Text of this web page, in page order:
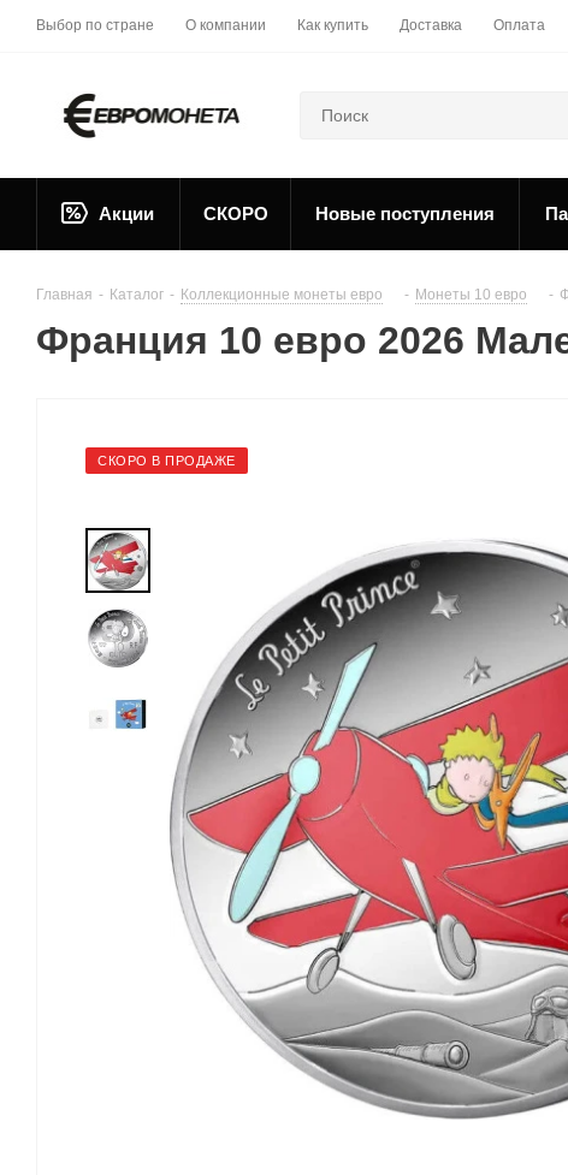
Выбор по стране О компании Как купить Доставка Оплата
Акции СКОРО Новые поступления
Главная - Каталог - Коллекционные монеты евро - Монеты 10 евро -
Франция 10 евро 2026
СКОРО В ПРОДАЖЕ